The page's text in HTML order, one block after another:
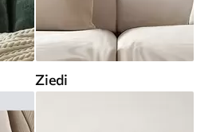
Ziedi